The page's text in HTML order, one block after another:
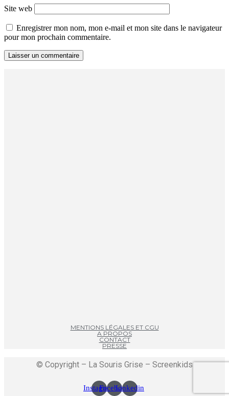
Site web
Enregistrer mon nom, mon e-mail et mon site dans le navigateur
pour mon prochain commentaire.
MENTIONS LÉGALES ET CGU
A PROPOS
CONTACT
PRESSE
© Copyright – La Souris Grise – Screenkids
InstagramFacebookLinkedin